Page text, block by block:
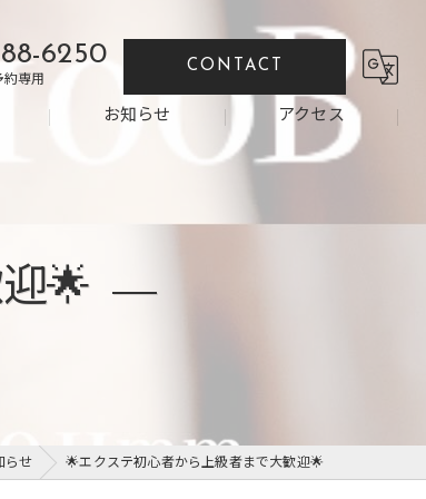
6250
約専用
CONTACT
お知らせ アクセス
🌟
らせ 🌟エクステ初心者から上級者まで大歓迎🌟